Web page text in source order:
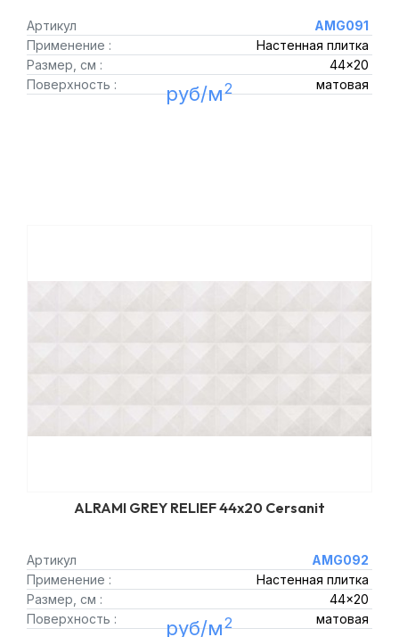
Артикул
AMG091
Применение :
Настенная плитка
Размер, см :
44x20
Поверхность :
матовая
руб/м2
ALRAMI GREY RELIEF 44x20 Cersanit
Артикул
AMG092
Применение :
Настенная плитка
Размер, см :
44x20
Поверхность :
матовая
руб/м2